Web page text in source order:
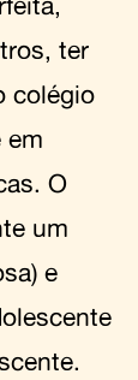
ter
colégio
em
O
um
e